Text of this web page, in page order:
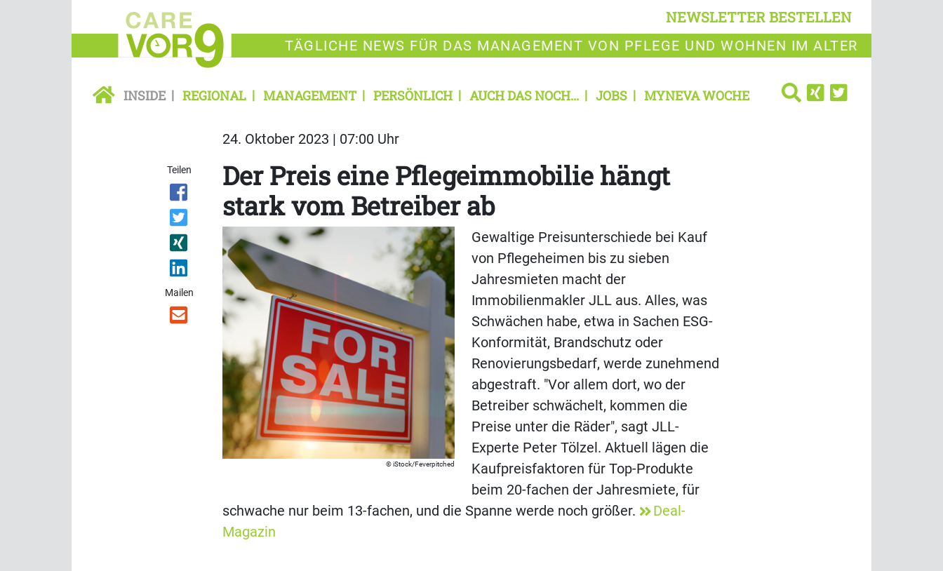
NEWSLETTER BESTELLEN
TÄGLICHE NEWS FÜR DAS MANAGEMENT VON PFLEGE UND WOHNEN IM ALTER
INSIDE REGIONAL MANAGEMENT PERSÖNLICH AUCH DAS NOCH... JOBS MYNEVA WOCHE
24. Oktober 2023 | 07:00 Uhr
Teilen
Mailen
Der Preis eine Pflegeimmobilie hängt
stark vom Betreiber ab
iStock/Feverpitched
Gewaltige Preisunterschiede bei Kauf
von Pflegeheimen bis zu sieben
Jahresmieten macht der
Immobilienmakler JLL aus. Alles, was
Schwächen habe, etwa in Sachen ESG-
Konformität, Brandschutz oder
Renovierungsbedarf, werde zunehmend
abgestraft. "Vor allem dort, wo der
Betreiber schwächelt, kommen die
Preise unter die Räder", sagt JLL-
Experte Peter Tölzel. Aktuell lägen die
Kaufpreisfaktoren für Top-Produkte
beim 20-fachen der Jahresmiete, für
schwache nur beim 13-fachen, und die Spanne werde noch größer.
Deal-
Magazin